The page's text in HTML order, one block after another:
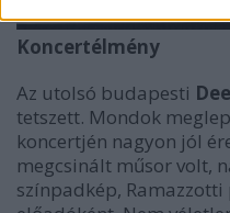
Koncertélmény
Az utolsó budapesti
tetszett. Mondok
koncertjén nagyon jól
megcsinált műsor volt,
színpadkép,